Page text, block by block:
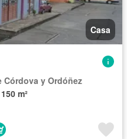
Casa
Córdova y Ordóñez
150 m²